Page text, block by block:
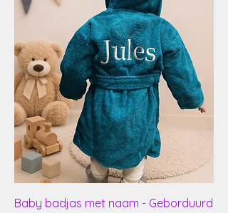
Baby badjas met naam - Geborduurd